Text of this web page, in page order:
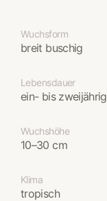
Wuchsform
breit buschig
Lebensdauer
ein- bis zweijährig
Wuchshöhe
10–30 cm
Klima
tropisch